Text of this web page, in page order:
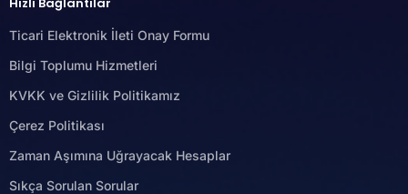
Ticari Elektronik İleti Onay Formu
Bilgi Toplumu Hizmetleri
KVKK ve Gizlilik Politikamız
Çerez Politikası
Zaman Aşımına Uğrayacak Hesaplar
Sıkça Sorulan Sorular